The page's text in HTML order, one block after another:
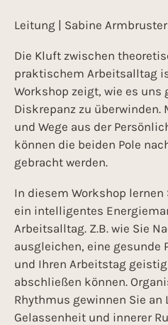
Leitung | Sabine
Die Kluft zwischen
praktischem Arbeitsalltag
Workshop zeigt, wie es uns
Diskrepanz zu
und Wege aus der
können die beiden Pole
gebracht werden.
In diesem Workshop
ein intelligentes
Arbeitsalltag. Z.B. wie Sie
ausgleichen, eine gesunde
und Ihren Arbeitstag
abschließen können.
Rhythmus gewinnen Sie an
Gelassenheit und innerer